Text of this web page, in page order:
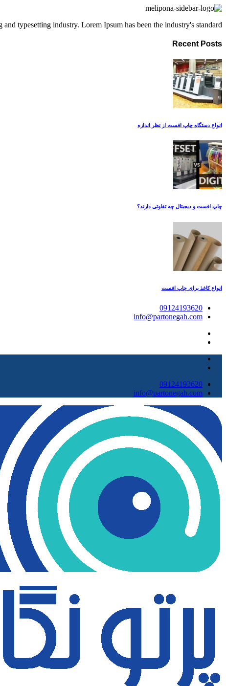
typesetting industry. Lorem Ipsum has been the industry's standard.
Recent Posts
انواع دستگاه چاپ افست از نظر اندازه
چاپ افست و دیجیتال چه تفاوتی دارند؟
انواع کاغذ برای چاپ افست
09124193620
info@partonegah.com
09124193620
info@partonegah.com